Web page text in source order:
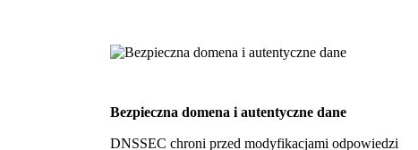
Bezpieczna domena i autentyczne dane
DNSSEC chroni przed modyfikacjami odpowiedzi